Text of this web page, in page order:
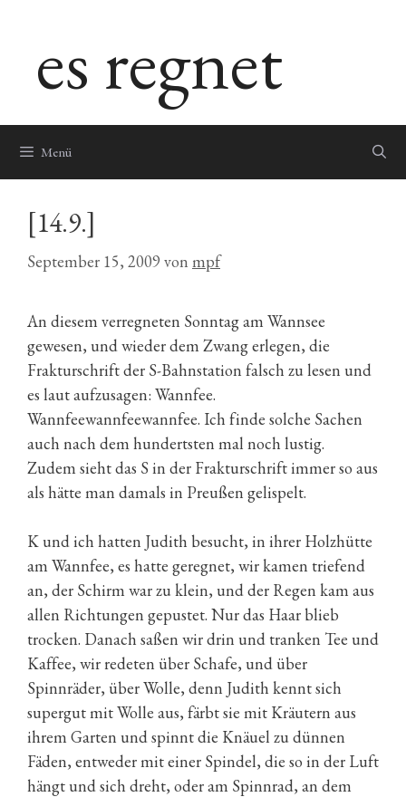
springenes regnet
Menü
[14.9.]
September 15, 2009 von mpf
An diesem verregneten Sonntag am Wannsee
gewesen, und wieder dem Zwang erlegen, die
Frakturschrift der S-Bahnstation falsch zu lesen und
es laut aufzusagen: Wannfee.
Wannfeewannfeewannfee. Ich finde solche Sachen
auch nach dem hundertsten mal noch lustig.
Zudem sieht das S in der Frakturschrift immer so aus
als hätte man damals in Preußen gelispelt.
K und ich hatten Judith besucht, in ihrer Holzhütte
am Wannfee, es hatte geregnet, wir kamen triefend
an, der Schirm war zu klein, und der Regen kam aus
allen Richtungen gepustet. Nur das Haar blieb
trocken. Danach saßen wir drin und tranken Tee und
Kaffee, wir redeten über Schafe, und über
Spinnräder, über Wolle, denn Judith kennt sich
supergut mit Wolle aus, färbt sie mit Kräutern aus
ihrem Garten und spinnt die Knäuel zu dünnen
Fäden, entweder mit einer Spindel, die so in der Luft
hängt und sich dreht, oder am Spinnrad, an dem